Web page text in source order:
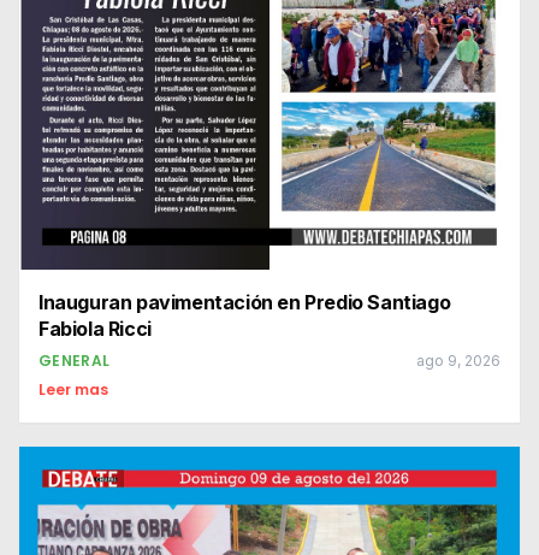
Inauguran pavimentación en Predio Santiago
Fabiola Ricci
GENERAL ago 9, 2026
Leer mas